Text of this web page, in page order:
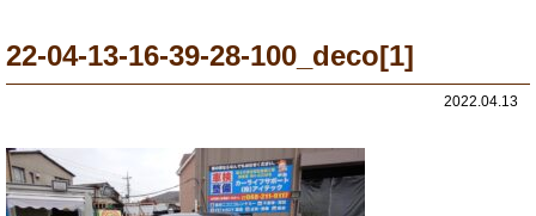
22-04-13-16-39-28-100_deco[1]
2022.04.13